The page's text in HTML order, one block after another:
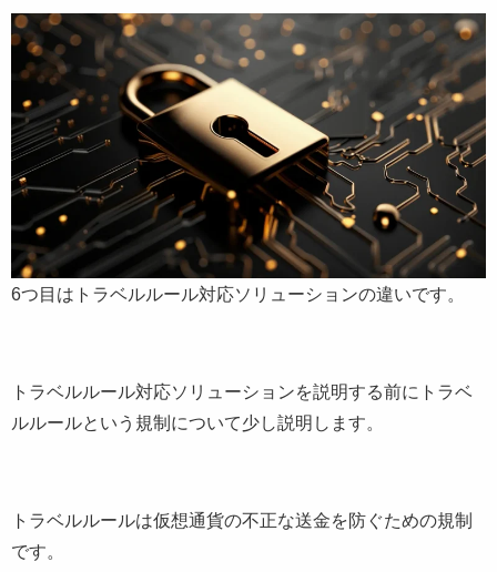
6つ目はトラベルルール対応ソリューションの違いです。
トラベルルール対応ソリューションを説明する前にトラベ
ルルールという規制について少し説明します。
トラベルルールは仮想通貨の不正な送金を防ぐための規制
です。